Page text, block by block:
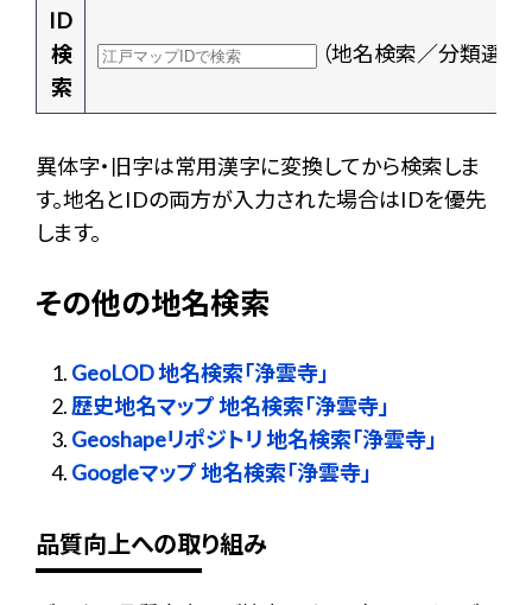
ID
検
索
（地名検索／分類選択
異体字・旧字は常用漢字に変換してから検索しま
す。地名とIDの両方が入力された場合はIDを優先
します。
その他の地名検索
GeoLOD 地名検索「浄雲寺」
歴史地名マップ 地名検索「浄雲寺」
Geoshapeリポジトリ 地名検索「浄雲寺」
Googleマップ 地名検索「浄雲寺」
品質向上への取り組み